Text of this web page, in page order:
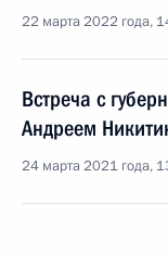
22 марта 2022 года,
Встреча с
Андреем
24 марта 2021 года,